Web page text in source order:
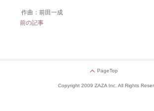
作曲：前田一成
前の記事
PageTop
Copyright 2009 ZAZA Inc. All Rights